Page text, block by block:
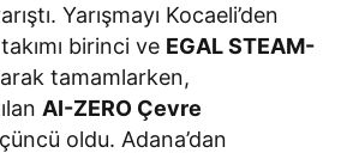
Yarışmayı Kocaeli’den
takımı birinci ve EGAL STEAM-
tamamlarken,
AI-ZERO Çevre
oldu. Adana’dan